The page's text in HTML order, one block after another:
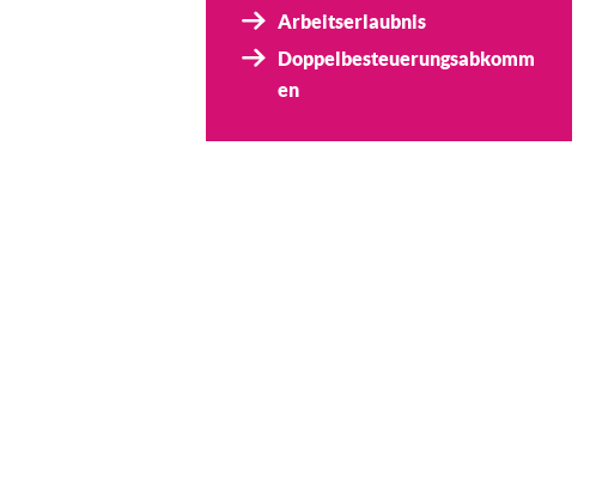
Arbeitserlaubnis
Doppelbesteuerungsabkomm
en